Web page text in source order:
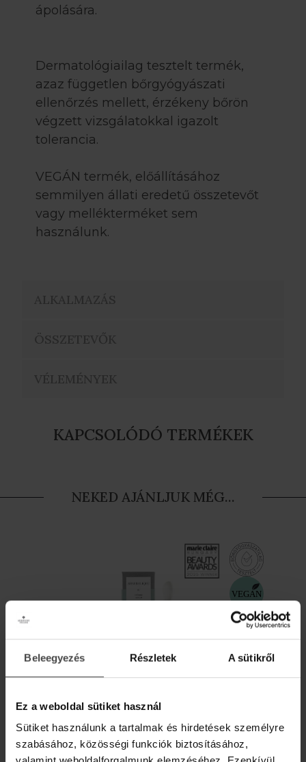
Beleegyezés Részletek A sütikről
Ez a weboldal sütiket használ
Sütiket használunk a tartalmak és hirdetések személyre
szabásához, közösségi funkciók biztosításához,
ápolására.
Dermatológiailag tesztelt termék,
azaz független bőrgyógyászati
ellenőrzés mellett, érzékeny bőrön
végzett vizsgálatokkal igazolt
tolerancia.
VEGÁN termék, előállításához
semmilyen állati eredetű összetevőt
vagy mellékterméket sem
használunk.
KAPCSOLÓDÓ TERMÉKEK
NEKED AJÁNLJUK MÉG...
MINERALIQUE SZÉRUM
regeneráló - remineralizáló - nyugtató